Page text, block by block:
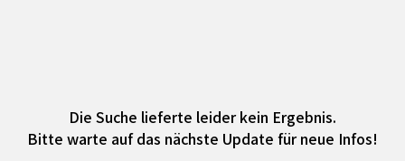
Die Suche lieferte leider kein Ergebnis.
Bitte warte auf das nächste Update für neue Infos!